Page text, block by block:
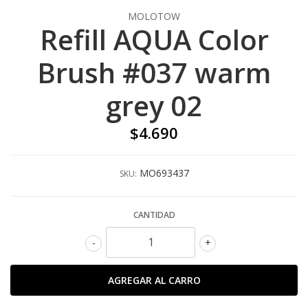
MOLOTOW
Refill AQUA Color
Brush #037 warm
grey 02
$4.690
SKU: MO693437
CANTIDAD
+
-